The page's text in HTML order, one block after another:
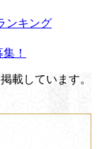
ンキング
！
載しています。